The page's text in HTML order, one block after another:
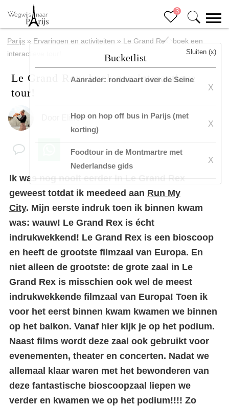
3
Bucketlist
Sluiten (x)
Aanrader: rondvaart over de Seine
X
Hop on hop off bus in Parijs (met
korting)
X
Foodtour in de Montmartre met
Nederlandse gids
X
Parijs » Ervaringen en activiteiten » Le Grand Rex: boek een
interactieve tour!
Le Grand Rex: boek een interactieve
tour!
Eline
Ik was nog nooit eerder in Le Grand Rex
geweest totdat ik meedeed aan Run My
City. Mijn eerste indruk toen ik binnen kwam
was: wauw! Le Grand Rex is écht
indrukwekkend! Le Grand Rex is een bioscoop
en heeft de grootste filmzaal van Europa. En
niet alleen de grootste: de grote zaal in Le
Grand Rex is misschien ook wel de meest
indrukwekkende filmzaal van Europa! Toen ik
voor het eerst binnen kwam kwamen we binnen
op het balkon. Vanaf hier kijk je op het podium.
Naast films wordt deze zaal ook gebruikt voor
evenementen, theater en concerten. Nadat we
allemaal klaar waren met het bewonderen van
deze fantastische bioscoopzaal liepen we
verder en kwamen we op het podium!!!! Zo